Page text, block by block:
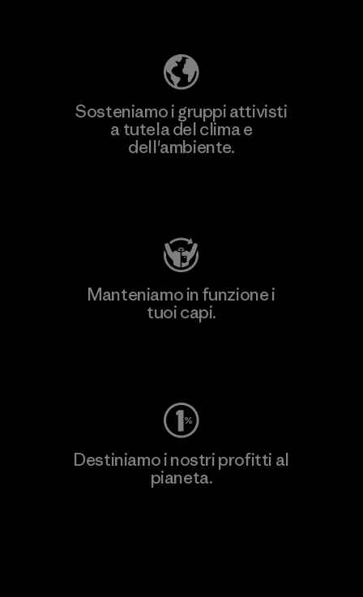
Sosteniamo i gruppi attivisti
a tutela del clima e
dell'ambiente.
Manteniamo in funzione i
tuoi capi.
Destiniamo i nostri profitti al
pianeta.